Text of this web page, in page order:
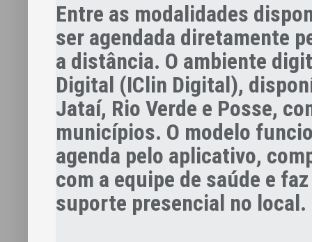
Entre as modalidades
ser agendada diretamente
a distância. O ambiente
Digital (IClin Digital),
Jataí, Rio Verde e Posse,
municípios. O modelo
agenda pelo aplicativo,
com a equipe de saúde e
suporte presencial no local.